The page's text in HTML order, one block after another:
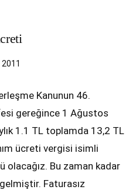
Kanunun 46.
gereğince 1 Ağustos
1.1 TL toplamda 13,2 TL
ücreti vergisi isimli
olacağız. Bu zaman kadar
Faturasız